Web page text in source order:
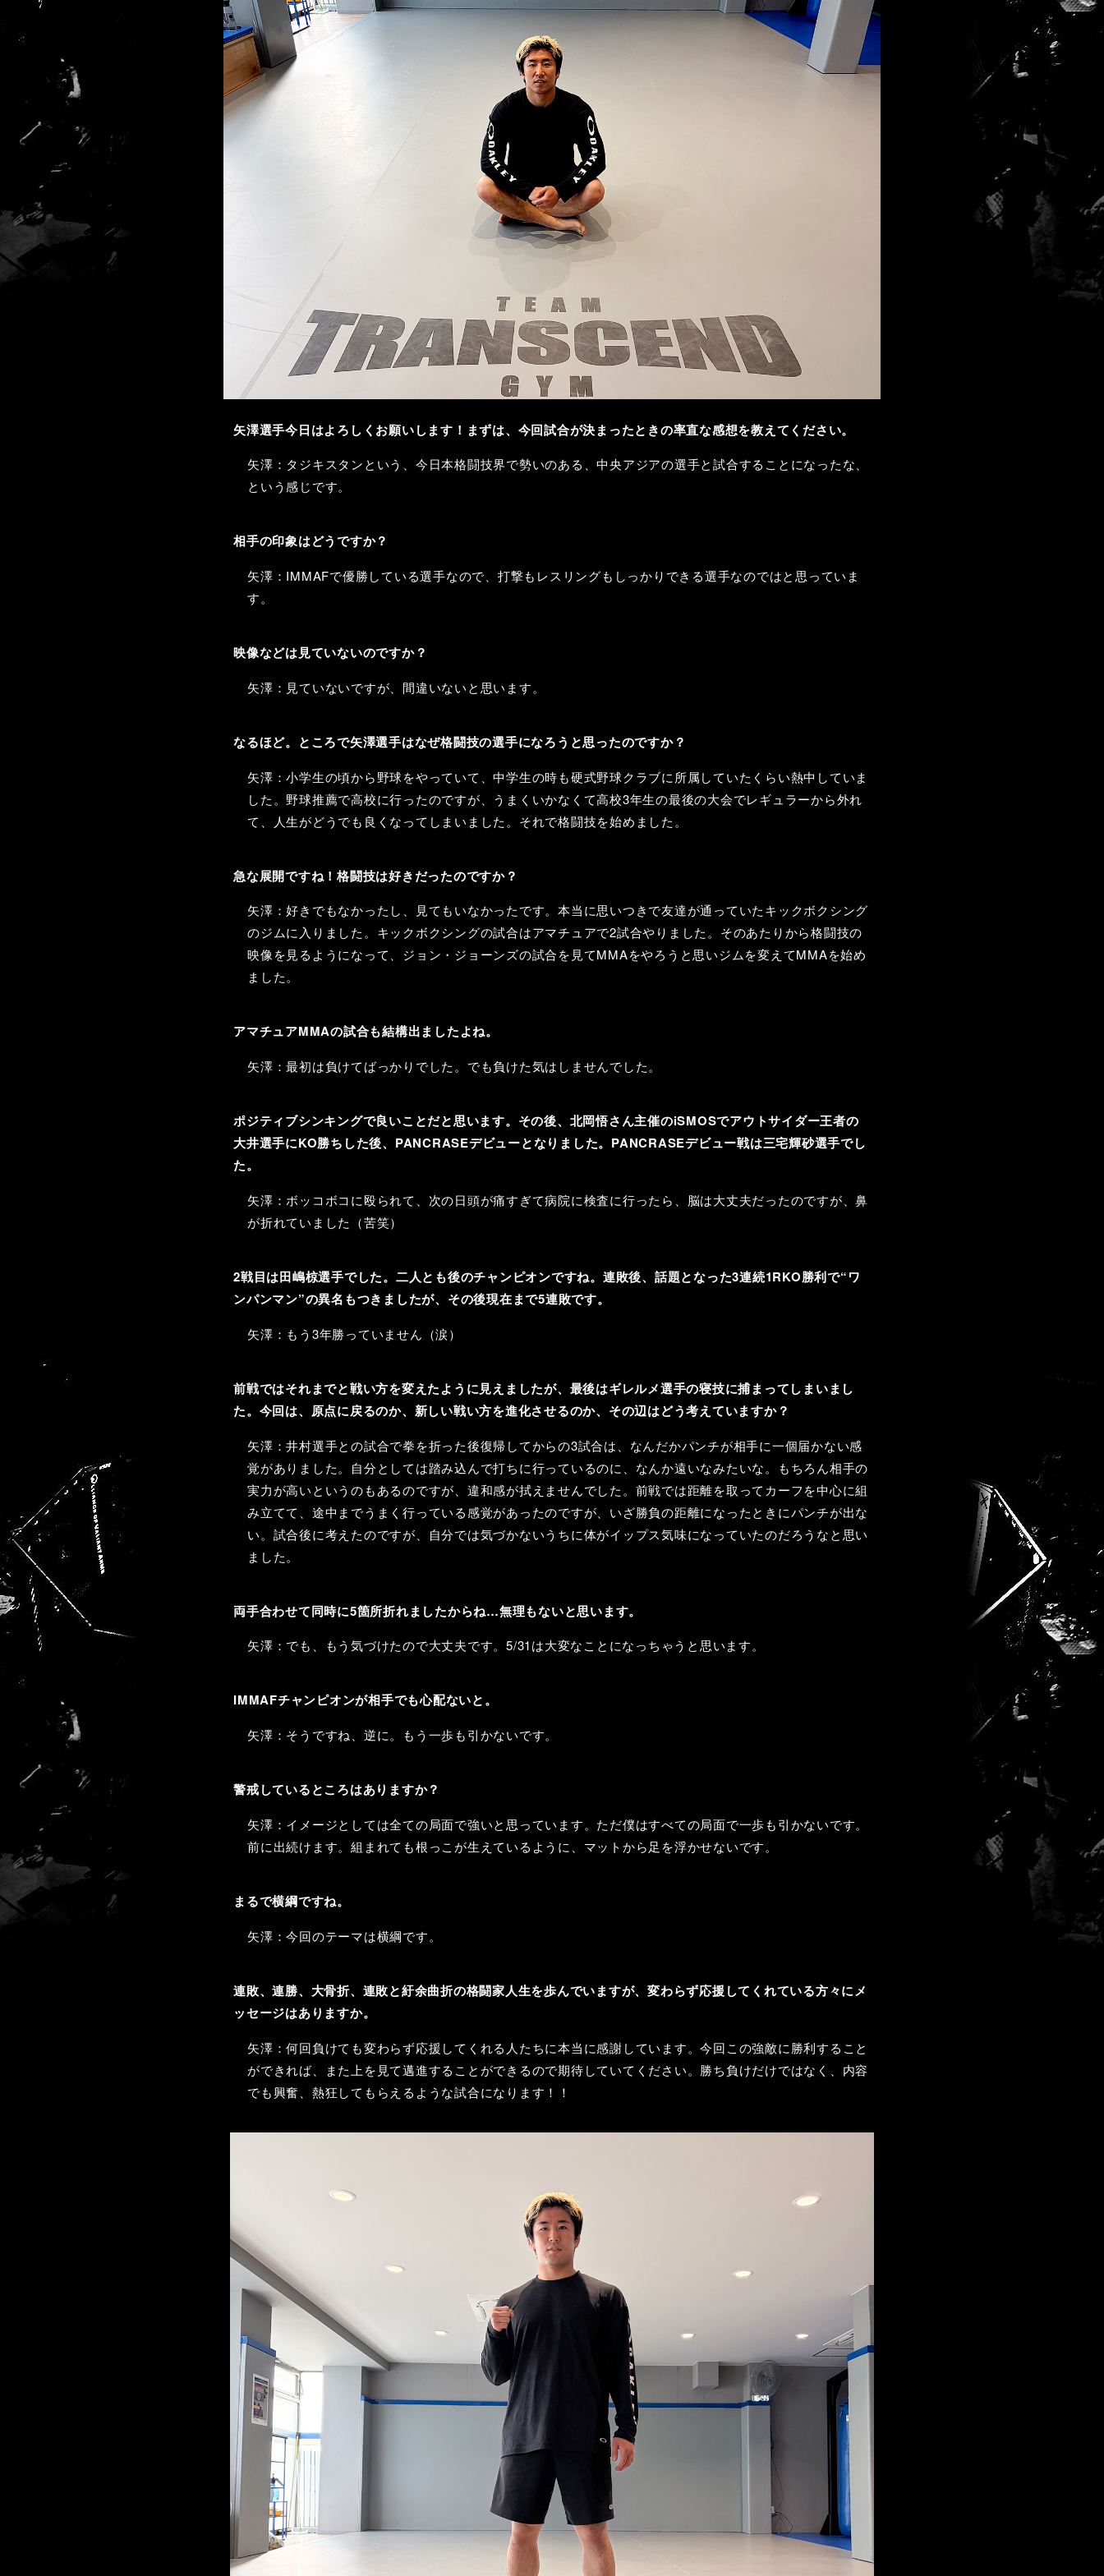
矢澤選手今日はよろしくお願いします！まずは、今回試合が決まったときの率直な感想を教えてください。
矢澤：タジキスタンという、今日本格闘技界で勢いのある、中央アジアの選手と試合することになったな、
という感じです。
相手の印象はどうですか？
矢澤：IMMAFで優勝している選手なので、打撃もレスリングもしっかりできる選手なのではと思っていま
す。
映像などは見ていないのですか？
矢澤：見ていないですが、間違いないと思います。
なるほど。ところで矢澤選手はなぜ格闘技の選手になろうと思ったのですか？
矢澤：小学生の頃から野球をやっていて、中学生の時も硬式野球クラブに所属していたくらい熱中していま
した。野球推薦で高校に行ったのですが、うまくいかなくて高校3年生の最後の大会でレギュラーから外れ
て、人生がどうでも良くなってしまいました。それで格闘技を始めました。
急な展開ですね！格闘技は好きだったのですか？
矢澤：好きでもなかったし、見てもいなかったです。本当に思いつきで友達が通っていたキックボクシング
のジムに入りました。キックボクシングの試合はアマチュアで2試合やりました。そのあたりから格闘技の
映像を見るようになって、ジョン・ジョーンズの試合を見てMMAをやろうと思いジムを変えてMMAを始め
ました。
アマチュアMMAの試合も結構出ましたよね。
矢澤：最初は負けてばっかりでした。でも負けた気はしませんでした。
ポジティブシンキングで良いことだと思います。その後、北岡悟さん主催のiSMOSでアウトサイダー王者の
大井選手にKO勝ちした後、PANCRASEデビューとなりました。PANCRASEデビュー戦は三宅輝砂選手でし
た。
矢澤：ボッコボコに殴られて、次の日頭が痛すぎて病院に検査に行ったら、脳は大丈夫だったのですが、鼻
が折れていました（苦笑）
2戦目は田嶋椋選手でした。二人とも後のチャンピオンですね。連敗後、話題となった3連続1RKO勝利で“ワ
ンパンマン”の異名もつきましたが、その後現在まで5連敗です。
矢澤：もう3年勝っていません（涙）
前戦ではそれまでと戦い方を変えたように見えましたが、最後はギレルメ選手の寝技に捕まってしまいまし
た。今回は、原点に戻るのか、新しい戦い方を進化させるのか、その辺はどう考えていますか？
矢澤：井村選手との試合で拳を折った後復帰してからの3試合は、なんだかパンチが相手に一個届かない感
覚がありました。自分としては踏み込んで打ちに行っているのに、なんか遠いなみたいな。もちろん相手の
実力が高いというのもあるのですが、違和感が拭えませんでした。前戦では距離を取ってカーフを中心に組
み立てて、途中までうまく行っている感覚があったのですが、いざ勝負の距離になったときにパンチが出な
い。試合後に考えたのですが、自分では気づかないうちに体がイップス気味になっていたのだろうなと思い
ました。
両手合わせて同時に5箇所折れましたからね…無理もないと思います。
矢澤：でも、もう気づけたので大丈夫です。5/31は大変なことになっちゃうと思います。
IMMAFチャンピオンが相手でも心配ないと。
矢澤：そうですね、逆に。もう一歩も引かないです。
警戒しているところはありますか？
矢澤：イメージとしては全ての局面で強いと思っています。ただ僕はすべての局面で一歩も引かないです。
前に出続けます。組まれても根っこが生えているように、マットから足を浮かせないです。
まるで横綱ですね。
矢澤：今回のテーマは横綱です。
連敗、連勝、大骨折、連敗と紆余曲折の格闘家人生を歩んでいますが、変わらず応援してくれている方々にメ
ッセージはありますか。
矢澤：何回負けても変わらず応援してくれる人たちに本当に感謝しています。今回この強敵に勝利すること
ができれば、また上を見て邁進することができるので期待していてください。勝ち負けだけではなく、内容
でも興奮、熱狂してもらえるような試合になります！！